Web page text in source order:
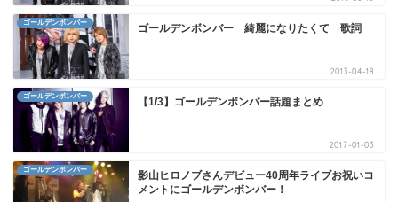
ゴールデンボンバー ゴールデンボンバー 綺麗になりたくて 歌詞
2013-04-18
ゴールデンボンバー 【1/3】ゴールデンボンバー話題まとめ
2017-01-03
ゴールデンボンバー
影山ヒロノブさんデビュー40周年ライブお祝いコ
メントにゴールデンボンバー！